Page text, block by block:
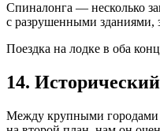
Спиналонга — несколько
с разрушенными зданиями,
Поездка на лодке в оба
14.
Между крупными городами